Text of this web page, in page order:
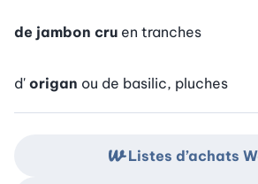
de jambon cru en tranches
d' origan ou de basilic, pluches
Listes d’achats